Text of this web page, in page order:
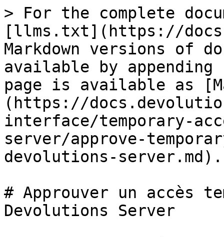
> For the complete
[llms.txt](https://
Markdown versions of
available by
page is available as
(https://
interface/temporary-
server/approve-
devolutions-server.md).
# Approuver un accès
Devolutions Server